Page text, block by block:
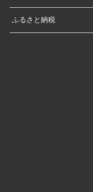
ふるさと納税